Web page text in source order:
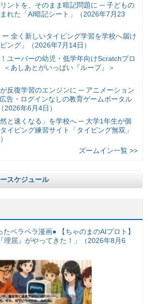
ントを、そのまま暗記問題に ─ 子どもの
れた「AI暗記シート」（2026年7月23
ー 全く新しいタイピング学習を学校へ届け
ング」（2026年7月14日）
ユーバーの幼児・低学年向けScratchプロ
あしあとがいっぱい『ループ』＞
が反復学習のエンジンに ─ アニメーション
告・ログインなしの教育ゲームポータル
2026年6月4日）
然と速くなる」を学校へ ─ 大学1年生が個
イピング練習サイト「タイピング無双」
ズームイン一覧 >>
スケジュール
たペラペラ漫画● 【ちゃのまのAIプロト】
理屈』がやってきた！」（2026年8月6